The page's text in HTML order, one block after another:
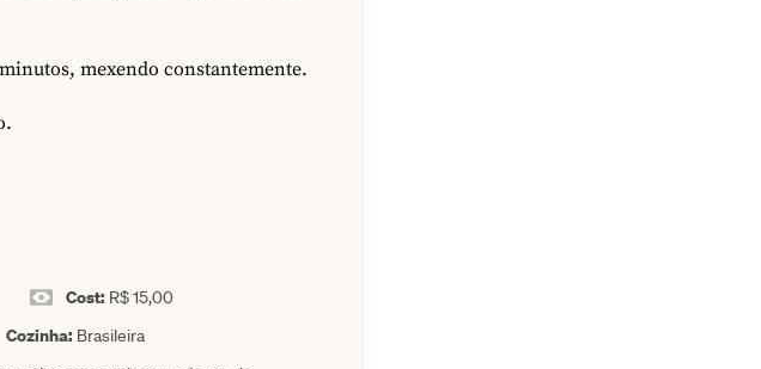
mexendo constantemente.
Cost: R$ 15,00
Cozinha: Brasileira